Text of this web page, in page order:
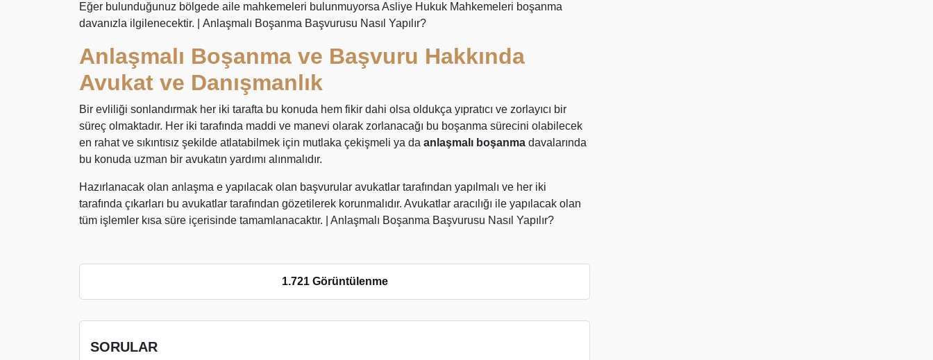
Eğer bulunduğunuz bölgede aile mahkemeleri bulunmuyorsa Asliye Hukuk Mahkemeleri boşanma
davanızla ilgilenecektir. | Anlaşmalı Boşanma Başvurusu Nasıl Yapılır?
Anlaşmalı Boşanma ve Başvuru Hakkında
Avukat ve Danışmanlık
Bir evliliği sonlandırmak her iki tarafta bu konuda hem fikir dahi olsa oldukça yıpratıcı ve zorlayıcı bir
süreç olmaktadır. Her iki tarafında maddi ve manevi olarak zorlanacağı bu boşanma sürecini olabilecek
en rahat ve sıkıntısız şekilde atlatabilmek için mutlaka çekişmeli ya da anlaşmalı boşanma davalarında
bu konuda uzman bir avukatın yardımı alınmalıdır.
Hazırlanacak olan anlaşma e yapılacak olan başvurular avukatlar tarafından yapılmalı ve her iki
tarafında çıkarları bu avukatlar tarafından gözetilerek korunmalıdır. Avukatlar aracılığı ile yapılacak olan
tüm işlemler kısa süre içerisinde tamamlanacaktır. | Anlaşmalı Boşanma Başvurusu Nasıl Yapılır?
1.721 Görüntülenme
SORULAR